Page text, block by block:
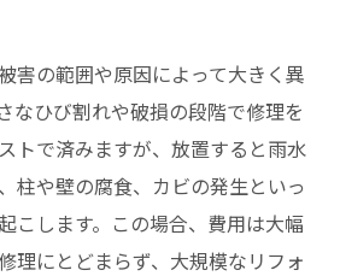
害の範囲や原因によって大きく異
なひび割れや破損の段階で修理を
トで済みますが、放置すると雨水
柱や壁の腐食、カビの発生といっ
こします。この場合、費用は大幅
理にとどまらず、大規模なリフォ